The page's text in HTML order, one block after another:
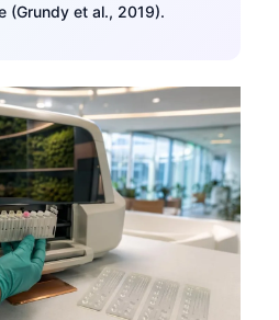
(Grundy et al., 2019).